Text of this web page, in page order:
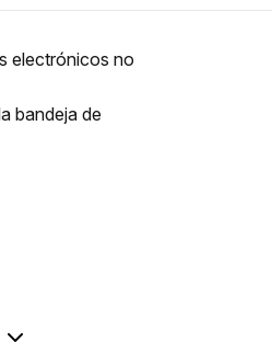
electrónicos no
bandeja de